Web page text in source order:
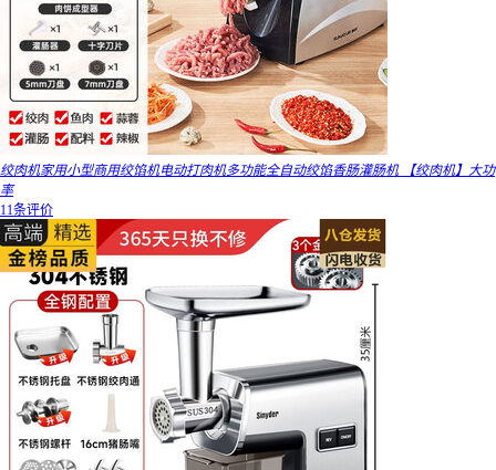
绞肉机家用小型商用绞馅机电动打肉机多功能全自动绞馅香肠灌肠机 【绞肉机】大功
率
11条评价